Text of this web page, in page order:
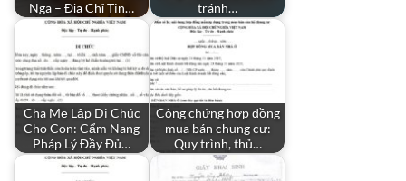
Nga – Địa Chỉ Tin…
tránh…
Cha Mẹ Lập Di Chúc
Cho Con: Cẩm Nang
Pháp Lý Đầy Đủ…
Công chứng hợp đồng
mua bán chung cư:
Quy trình, thủ…